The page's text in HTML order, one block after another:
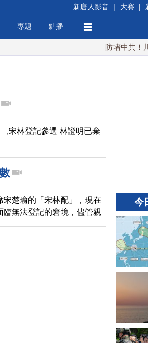
新唐人影音 | 大賽 |
專題 點播
防堵中共！川
,宋林登記參選 林證明已棄
楚瑜的「宋林配」，現在
無法登記的窘境，儘管親
宣示放棄美國籍，但中選
有完備，宋林配將依法失
今